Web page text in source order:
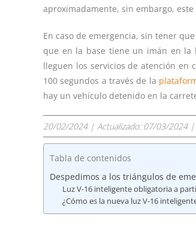
aproximadamente, sin embargo,
En caso de emergencia, sin tener
que en la base tiene un imán en la
lleguen los servicios de atención en
100 segundos a través de la
hay un vehículo detenido en la
20/02/2024 | Actualizado: 07/03/2024 |
Tabla de contenidos
Despedimos a los triángulos de
Luz V-16 inteligente obligatoria a
¿Cómo es la nueva luz V-16